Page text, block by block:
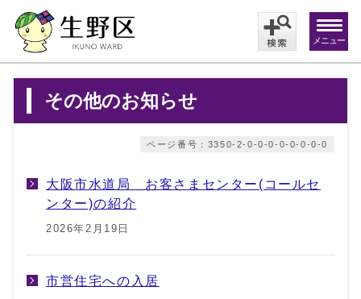
メニュー
その他のお知らせ
ページ番号：3350-2-0-0-0-0-0-0-0-0
大阪市水道局 お客さまセンター(コールセ
ンター)の紹介
2026年2月19日
市営住宅への入居